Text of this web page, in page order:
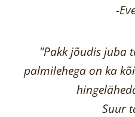
-
"Pakk jõudis juba
palmilehega on ka
Suur